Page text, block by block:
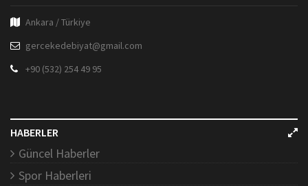
Ankara / Türkiye
gercekedebiyat@gmail.com
+90 (532) 254 49 95
HABERLER
Güncel Haberler
Spor Haberleri